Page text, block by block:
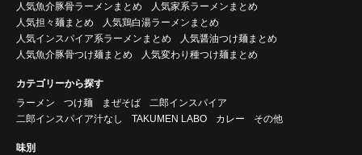
人気魚介豚骨ラーメンまとめ
人気家系ラーメンまとめ
人気担々麺まとめ
人気鶏白湯ラーメンまとめ
人気インスパイア系ラーメンまとめ
人気醤油つけ麺まとめ
人気魚介豚骨つけ麺まとめ
人気変わり種つけ麺まとめ
カテゴリーから探す
ラーメン
つけ麺 まぜそば
二郎インスパイア
二郎インスパイア汁なし
TAKUMEN LABO カレー その他
味別